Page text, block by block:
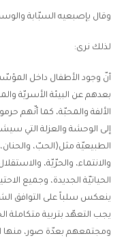
وقال بإصبعيه السبّابة
لذلك نرى:
أنّ وجود الأطفال داخل
بعدهم عن البيئة الأسريّة
الألفة والمحبّة، كما أنّهم
إلى الوحشة والعزلة التي
الطبيعيّة مثل(الحبّ، والحنان،
والانتماء، والحرّيّة،
الحياتيّة الجديدة، وجميع
ينعكس سلباً على التوافق
يجب التعهّد بتربية متكاملة
ومجتمعهم بعدّة صور، منها